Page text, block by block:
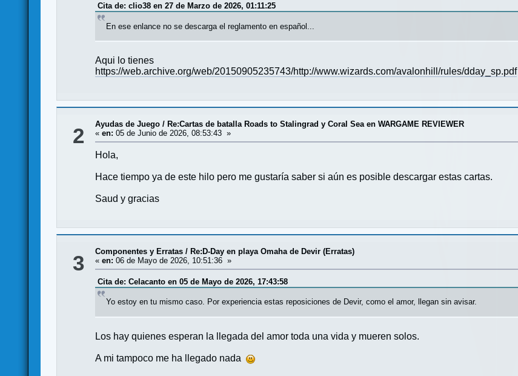
Cita de: clio38 en 27 de Marzo de 2026, 01:11:25
En ese enlance no se descarga el reglamento en español...
Aqui lo tienes
https://web.archive.org/web/20150905235743/http://www.wizards.com/avalonhill/rules/dday_sp.pdf
2 Ayudas de Juego / Re:Cartas de batalla Roads to Stalingrad y Coral Sea en WARGAME REVIEWER
«en: 05 de Junio de 2026, 08:53:43 »
Hola,
Hace tiempo ya de este hilo pero me gustaría saber si aún es posible descargar estas cartas.
Saud y gracias
3 Componentes y Erratas / Re:D-Day en playa Omaha de Devir (Erratas)
«en: 06 de Mayo de 2026, 10:51:36 »
Cita de: Celacanto en 05 de Mayo de 2026, 17:43:58
Yo estoy en tu mismo caso. Por experiencia estas reposiciones de Devir, como el amor, llegan sin avisar.
Los hay quienes esperan la llegada del amor toda una vida y mueren solos.
A mi tampoco me ha llegado nada